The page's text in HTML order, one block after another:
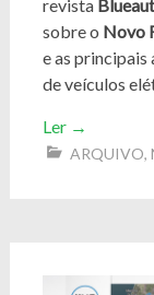
revista
sobre o Novo
e as
de veículos
Ler →
ARQUIVO,